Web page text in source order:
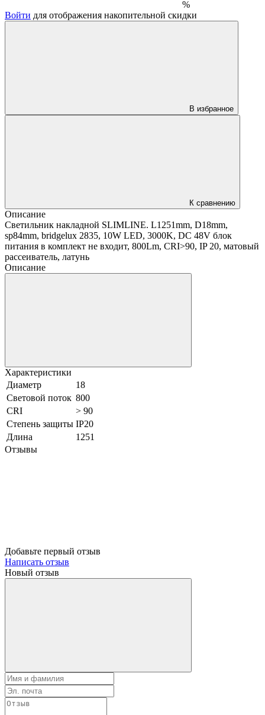
%
Войти для отображения накопительной скидки
В избранное
К сравнению
Описание
Светильник накладной SLIMLINE. L1251mm, D18mm,
sp84mm, bridgelux 2835, 10W LED, 3000K, DC 48V блок
питания в комплект не входит, 800Lm, CRI>90, IP 20, матовый
рассеиватель, латунь
Описание
Характеристики
Диаметр
18
Световой поток 800
CRI
> 90
Степень защиты IP20
Длина
1251
Отзывы
Добавьте первый отзыв
Написать отзыв
Новый отзыв